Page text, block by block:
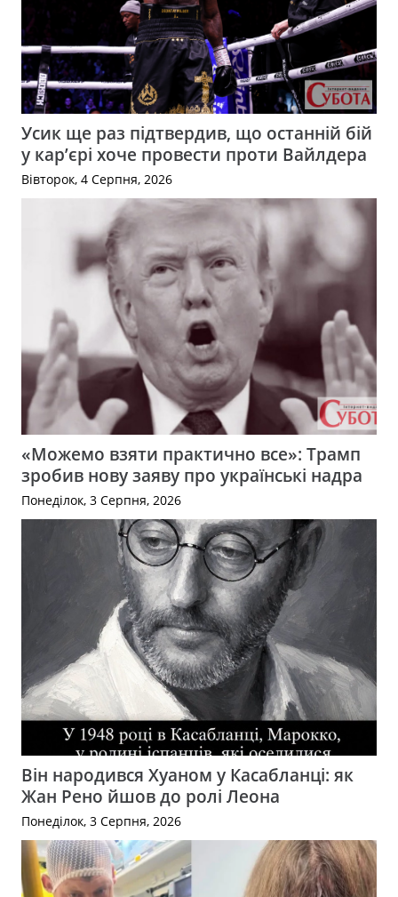
Усик ще раз підтвердив, що останній бій
у кар’єрі хоче провести проти Вайлдера
Вівторок, 4 Серпня, 2026
«Можемо взяти практично все»: Трамп
зробив нову заяву про українські надра
Понеділок, 3 Серпня, 2026
Він народився Хуаном у Касабланці: як
Жан Рено йшов до ролі Леона
Понеділок, 3 Серпня, 2026